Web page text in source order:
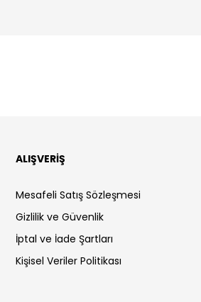
ALIŞVERİŞ
Mesafeli Satış Sözleşmesi
Gizlilik ve Güvenlik
İptal ve İade Şartları
Kişisel Veriler Politikası